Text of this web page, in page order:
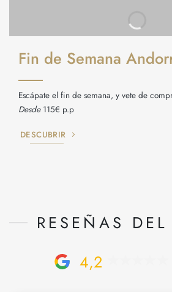
Fin de Semana
Escápate el fin de semana, y vete de
Desde115€ p.p
DESCUBRIR
RESEÑAS
4,2